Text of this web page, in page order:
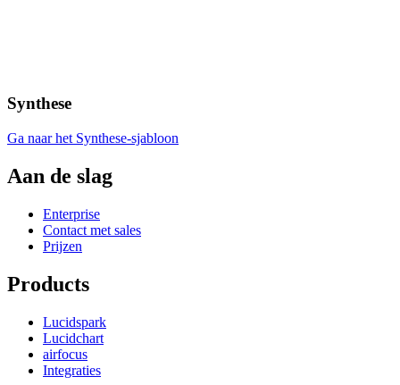
Synthese
Ga naar het Synthese-sjabloon
Aan de slag
Enterprise
Contact met sales
Prijzen
Products
Lucidspark
Lucidchart
airfocus
Integraties